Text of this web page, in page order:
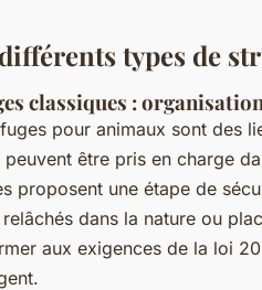
types de
classiques :
pour animaux sont des
peuvent être pris en charge
proposent une étape de
dans la nature ou
aux exigences de la loi